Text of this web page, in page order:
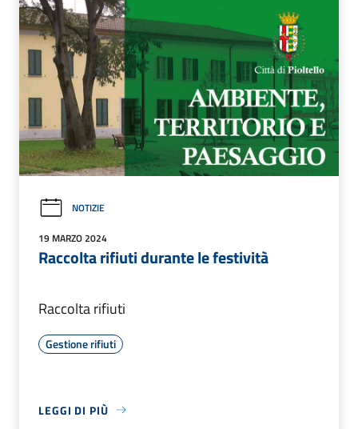
NOTIZIE
19 MARZO 2024
Raccolta rifiuti durante le festività
Raccolta rifiuti
Gestione rifiuti
LEGGI DI PIÙ